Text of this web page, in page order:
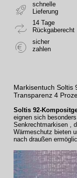
schnelle
Lieferung
14 Tage
Rückgaberecht
sicher
zahlen
Markisentuch Soltis
Transparenz 4
Soltis 92-
eignen sich
Senkrechtmarkisen ,
Wärmeschutz bieten
nach draußen